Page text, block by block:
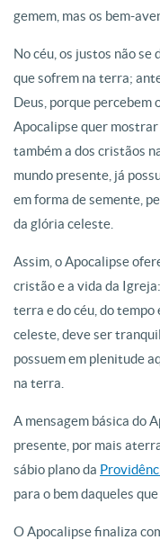
gemem, mas os bem-
No céu, os justos não se
que sofrem na terra;
Deus, porque percebem
Apocalipse quer mostrar
também a dos cristãos
mundo presente, já
em forma de semente,
da glória celeste.
Assim, o Apocalipse
cristão e a vida da
terra e do céu, do
celeste, deve ser
possuem em plenitude
na terra.
A mensagem básica do
presente, por mais
sábio plano da
para o bem daqueles que
O Apocalipse finaliza